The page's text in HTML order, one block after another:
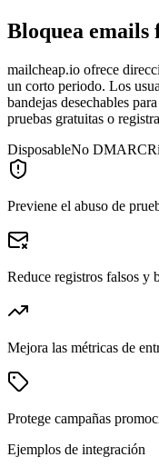
Bloquea emails
mailcheap.io ofrece
un corto periodo. Los
bandejas desechables
pruebas gratuitas o
DisposableNo DMARC
Previene el abuso de
Reduce registros falsos y
Mejora las métricas de
Protege campañas
Ejemplos de integración